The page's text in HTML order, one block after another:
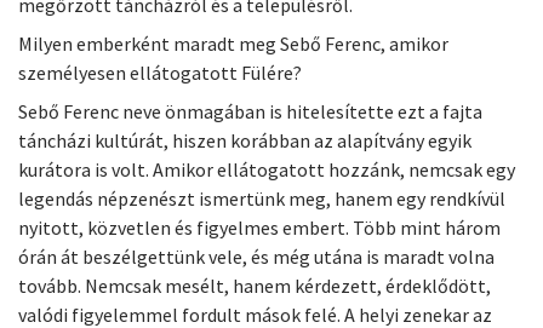
megőrzött táncházról és a településről.
Milyen emberként maradt meg Sebő Ferenc, amikor
személyesen ellátogatott Fülére?
Sebő Ferenc neve önmagában is hitelesítette ezt a fajta
táncházi kultúrát, hiszen korábban az alapítvány egyik
kurátora is volt. Amikor ellátogatott hozzánk, nemcsak egy
legendás népzenészt ismertünk meg, hanem egy rendkívül
nyitott, közvetlen és figyelmes embert. Több mint három
órán át beszélgettünk vele, és még utána is maradt volna
tovább. Nemcsak mesélt, hanem kérdezett, érdeklődött,
valódi figyelemmel fordult mások felé. A helyi zenekar az